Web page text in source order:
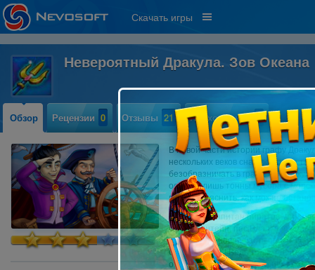
Скачать игры
Невероятный Дракула. Зов Океана
Обзор Рецензии 0 Отзывы 21 Прохождение 0
В новой части истории графу
нескольких веков сна проснулся
безобразничать в графство
оставив лишь тонны мусора с
гостя и выяснить, как можно
Отважный капитан пиратов,
Франкенштейн, пес Влад, верный
конечно же, новая часть
Скорее в путь! Ведь только
отправить разъяренного бога